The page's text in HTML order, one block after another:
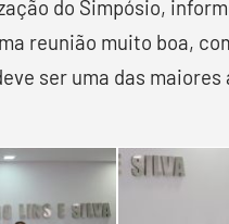
do Simpósio,
reunião muito boa,
ser uma das maiores